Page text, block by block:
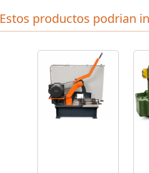
Estos productos podrian